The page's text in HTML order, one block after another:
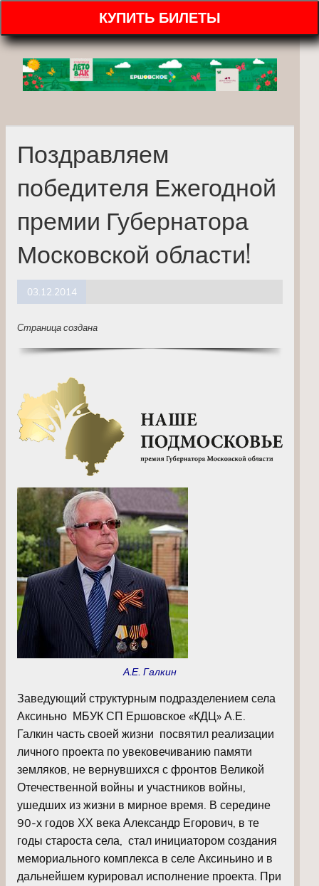
КУПИТЬ БИЛЕТЫ
Поздравляем
победителя Ежегодной
премии Губернатора
Московской области!
03.12.2014
Страница создана
А.Е. Галкин
Заведующий структурным подразделением села
Аксиньно МБУК СП Ершовское «КДЦ» А.Е.
Галкин часть своей жизни посвятил реализации
личного проекта по увековечиванию памяти
земляков, не вернувшихся с фронтов Великой
Отечественной войны и участников войны,
ушедших из жизни в мирное время. В середине
90-х годов ХХ века Александр Егорович, в те
годы староста села, стал инициатором создания
мемориального комплекса в селе Аксиньино и в
дальнейшем курировал исполнение проекта. При